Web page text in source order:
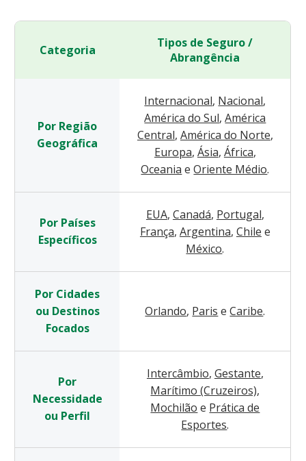
Categoria
Tipos de Seguro /
Abrangência
Por Região
Geográfica
Internacional, Nacional,
América do Sul, América
Central, América do Norte,
Europa, Ásia, África,
Oceania e Oriente Médio.
Por Países
Específicos
EUA, Canadá, Portugal,
França, Argentina, Chile e
México.
Por Cidades
ou Destinos
Focados
Orlando, Paris e Caribe.
Por
Necessidade
ou Perfil
Intercâmbio, Gestante,
Marítimo (Cruzeiros),
Mochilão e Prática de
Esportes.